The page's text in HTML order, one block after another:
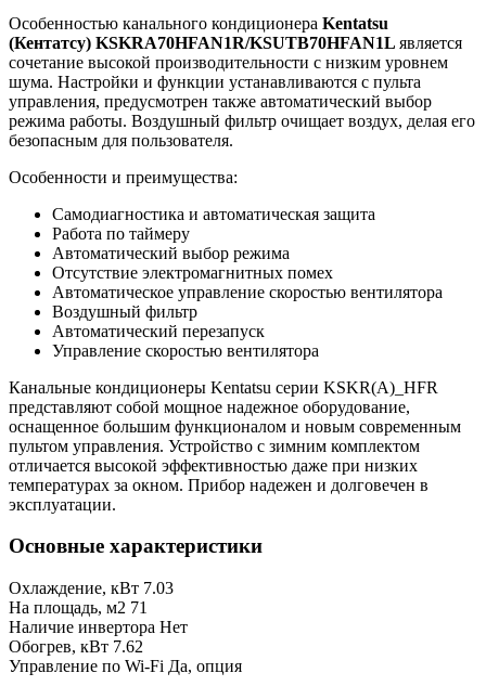
Особенностью канального кондиционера Kentatsu
(Кентатсу) KSKRA70HFAN1R/KSUTB70HFAN1L является
сочетание высокой производительности с низким уровнем
шума. Настройки и функции устанавливаются с пульта
управления, предусмотрен также автоматический выбор
режима работы. Воздушный фильтр очищает воздух, делая его
безопасным для пользователя.
Особенности и преимущества:
Самодиагностика и автоматическая защита
Работа по таймеру
Автоматический выбор режима
Отсутствие электромагнитных помех
Автоматическое управление скоростью вентилятора
Воздушный фильтр
Автоматический перезапуск
Управление скоростью вентилятора
Канальные кондиционеры Kentatsu серии KSKR(A)_HFR
представляют собой мощное надежное оборудование,
оснащенное большим функционалом и новым современным
пультом управления. Устройство с зимним комплектом
отличается высокой эффективностью даже при низких
температурах за окном. Прибор надежен и долговечен в
эксплуатации.
Основные характеристики
Охлаждение, кВт 7.03
На площадь, м2 71
Наличие инвертора Нет
Обогрев, кВт 7.62
Управление по Wi-Fi Да, опция